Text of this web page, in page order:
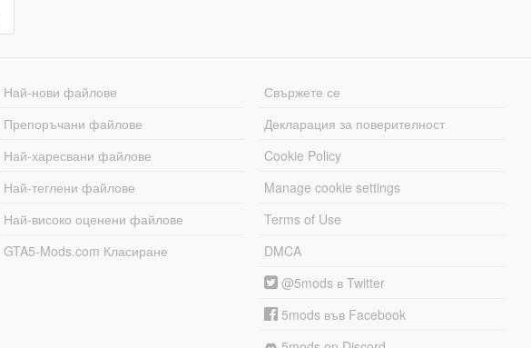
Най-нови файлове
Препоръчани файлове
Най-харесвани файлове
Най-теглени файлове
Най-високо оценени файлове
GTA5-Mods.com Класиране
Свържете се
Декларация за поверителност
Cookie Policy
Manage cookie settings
Terms of Use
DMCA
@5mods в Twitter
5mods във Facebook